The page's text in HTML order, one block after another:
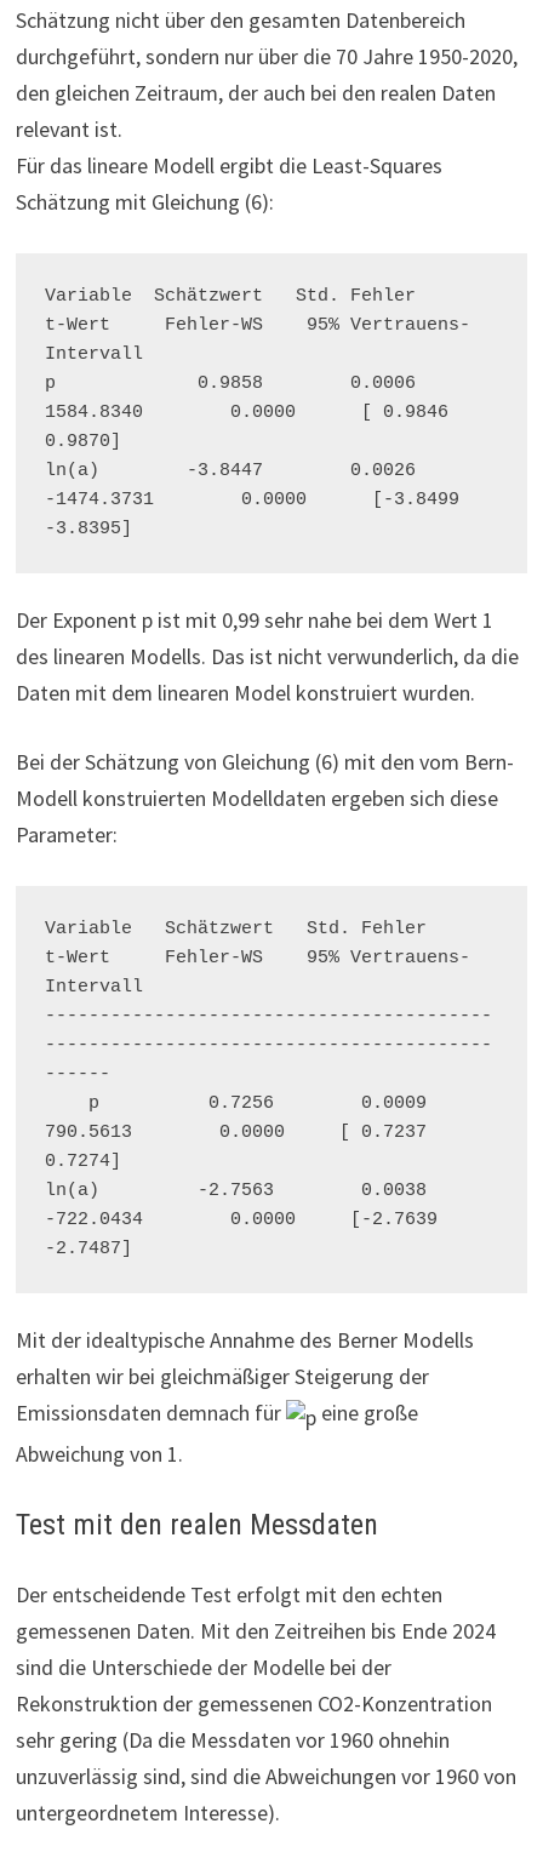
Schätzung nicht über den gesamten Datenbereich
durchgeführt, sondern nur über die 70 Jahre 1950-2020,
den gleichen Zeitraum, der auch bei den realen Daten
relevant ist.
Für das lineare Modell ergibt die Least-Squares
Schätzung mit Gleichung (6):
Variable  Schätzwert   Std. Fehler
t-Wert     Fehler-WS    95% Vertrauens-
Intervall
p             0.9858        0.0006
1584.8340        0.0000      [ 0.9846
0.9870]
ln(a)        -3.8447        0.0026
-1474.3731        0.0000      [-3.8499
-3.8395]
Der Exponent p ist mit 0,99 sehr nahe bei dem Wert 1
des linearen Modells. Das ist nicht verwunderlich, da die
Daten mit dem linearen Model konstruiert wurden.
Bei der Schätzung von Gleichung (6) mit den vom Bern-
Modell konstruierten Modelldaten ergeben sich diese
Parameter:
Variable   Schätzwert   Std. Fehler
t-Wert     Fehler-WS    95% Vertrauens-
Intervall
-----------------------------------------
-----------------------------------------
------
790.5613        0.0000     [ 0.7237
0.7274]
ln(a)         -2.7563        0.0038
-722.0434        0.0000     [-2.7639
-2.7487]
Mit der idealtypische Annahme des Berner Modells
erhalten wir bei gleichmäßiger Steigerung der
Emissionsdaten demnach für
eine große
Abweichung von 1.
Test mit den realen Messdaten
Der entscheidende Test erfolgt mit den echten
gemessenen Daten. Mit den Zeitreihen bis Ende 2024
sind die Unterschiede der Modelle bei der
Rekonstruktion der gemessenen CO2-Konzentration
sehr gering (Da die Messdaten vor 1960 ohnehin
unzuverlässig sind, sind die Abweichungen vor 1960 von
untergeordnetem Interesse).